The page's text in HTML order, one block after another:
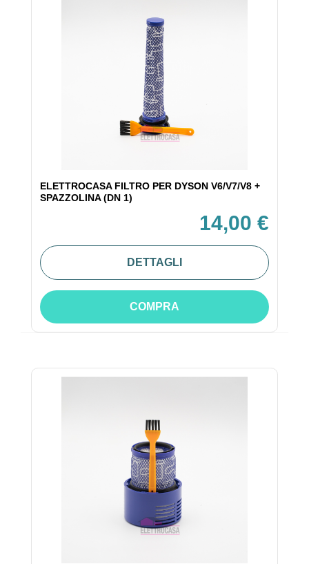
ELETTROCASA FILTRO PER DYSON V6/V7/V8 +
SPAZZOLINA (DN 1)
14,00 €
DETTAGLI
COMPRA